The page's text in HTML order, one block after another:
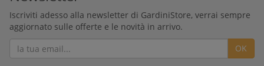
Iscriviti adesso alla newsletter di GardiniStore, verrai sempre
aggiornato sulle offerte e le novità in arrivo.
OK